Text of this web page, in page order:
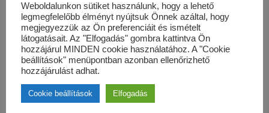
2023-06-01
Esemény kategória:
Szaktanfolyamok
Honlap:
https://kk-pro.hu/oktatas/sales-es-risk-egyuttmukodese/
Weboldalunkon sütiket használunk, hogy a lehető
legmegfelelőbb élményt nyújtsuk Önnek azáltal, hogy
megjegyezzük az Ön preferenciáit és ismételt
látogatásait. Az "Elfogadás" gombra kattintva Ön
hozzájárul MINDEN cookie használatához. A "Cookie
beállítások" menüpontban azonban ellenőrizhető
hozzájárulást adhat.
Cookie beállítások Elfogadás